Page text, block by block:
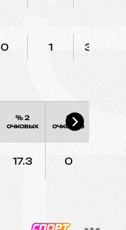
0 1 33.3
% 2
очковых
3
очковые
% 3
17.3 0 0